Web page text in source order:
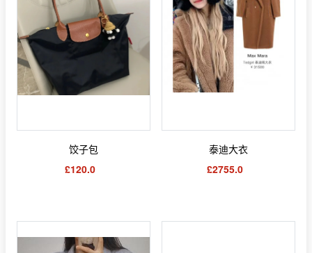
饺子包
£120.0
泰迪大衣
£2755.0